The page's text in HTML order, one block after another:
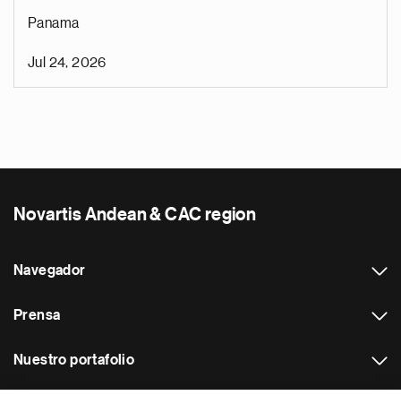
Panama
Jul 24, 2026
Novartis Andean & CAC region
Navegador
Prensa
Nuestro portafolio